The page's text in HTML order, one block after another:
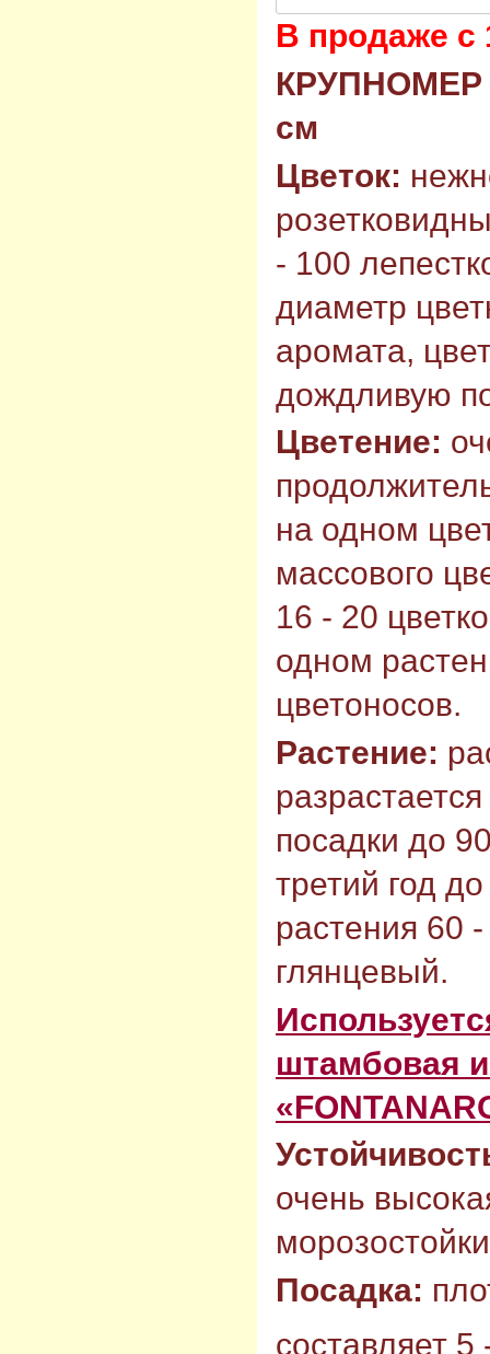
В продаже с
КРУПНОМЕР
см
Цветок:
- 100
диаметр
аромата,
дождливую
Цветение:
на одном
массового
16 - 20
одном
цветоносов.
Растение:
посадки до
третий год
растения 60
глянцевый.
штамбовая
очень
Посадка:
составляет